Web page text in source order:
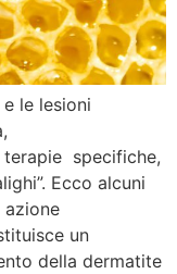
le lesioni
terapie specifiche,
Ecco alcuni
azione
un
della dermatite